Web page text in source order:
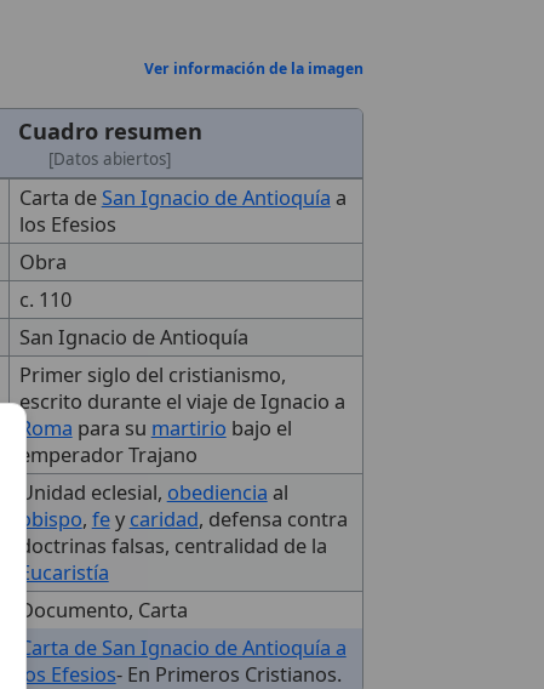
Ver información de la imagen
Cuadro resumen
[Datos abiertos]
Carta de San Ignacio de Antioquía a
los Efesios
Obra
c. 110
San Ignacio de Antioquía
Primer siglo del cristianismo,
escrito durante el viaje de Ignacio a
Roma para su martirio bajo el
emperador Trajano
Unidad eclesial, obediencia al
obispo, fey caridad, defensa contra
doctrinas falsas, centralidad de la
Eucaristía
Documento, Carta
Carta de San Ignacio de Antioquía a
los Efesios- En Primeros Cristianos.